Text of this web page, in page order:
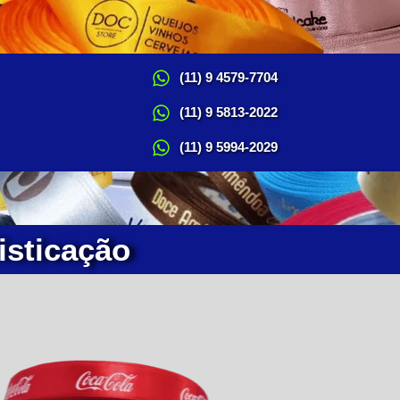
(11) 9 4579-7704
(11) 9 5813-2022
(11) 9 5994-2029